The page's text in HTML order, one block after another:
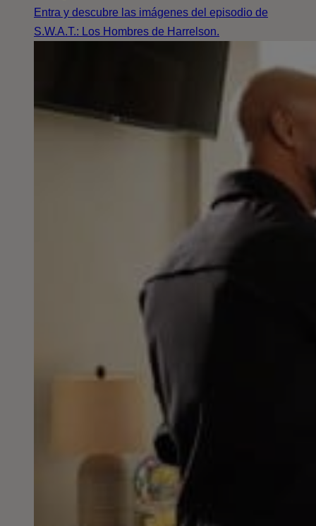
Entra y descubre las imágenes del episodio de
S.W.A.T.: Los Hombres de Harrelson.